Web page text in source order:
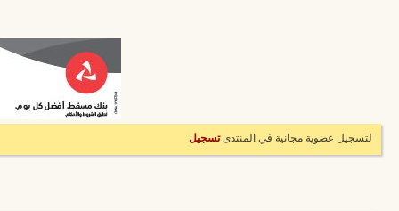
لتسجيل عضوية مجانية في المنتدىتسجيل